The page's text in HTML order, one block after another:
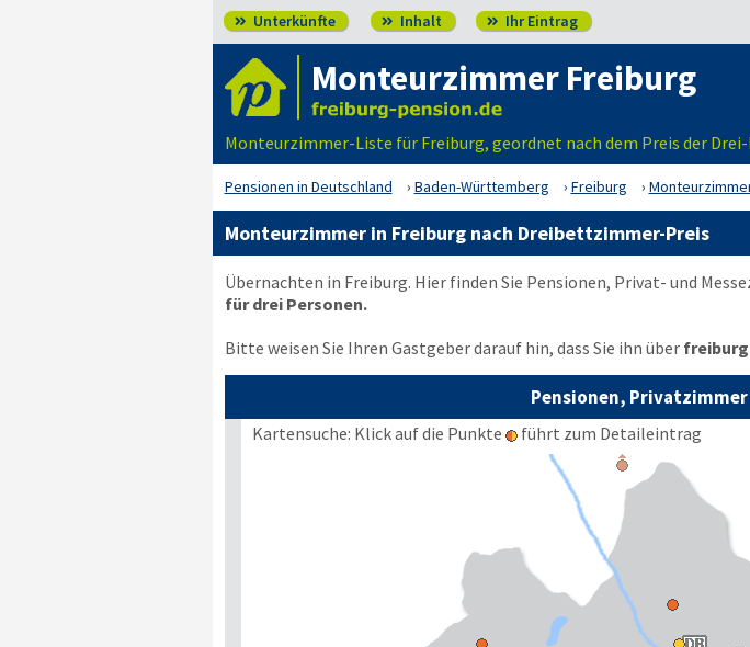
 Unterkünfte  Inhalt  Ihr Eintrag
Monteurzimmer Freiburg
Monteurzimmer-Liste für Freiburg, geordnet nach dem Preis der
Pensionen in Deutschland Baden-Württemberg Freiburg
Monteurzimmer in Freiburg nach Dreibettzimmer-Preis
Übernachten in Freiburg. Hier finden Sie Pensionen, Privat- und
für drei Personen.
Bitte weisen Sie Ihren Gastgeber darauf hin, dass Sie ihn über
Pensionen,
Kartensuche: Klick auf die Punkte führt zum Detaileintrag